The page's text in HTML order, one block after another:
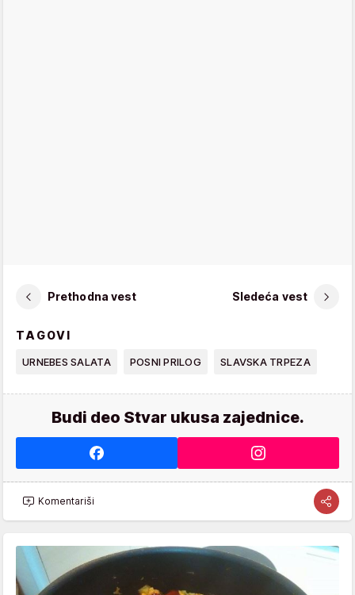
Prethodna vest Sledeća vest
TAGOVI
URNEBES SALATA POSNI PRILOG SLAVSKA TRPEZA
Budi deo Stvar ukusa zajednice.
Komentariši